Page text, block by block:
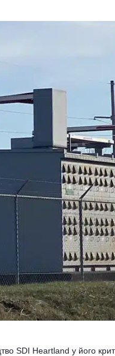
SDI Heartland у його